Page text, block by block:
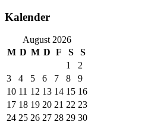
Kalender
August 2026
M D M D F S
S
1
2
3
4 5 6 7 8
9
10 11 12 13 14 15 16
17 18 19 20 21 22 23
24 25 26 27 28 29 30